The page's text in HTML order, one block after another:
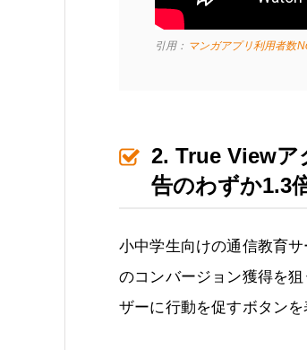
引用： マンガアプリ利用者数
2. True Viewア
告のわずか1.3
小中学生向けの通信教育
のコンバージョン獲得を
ザーに行動を促すボタン